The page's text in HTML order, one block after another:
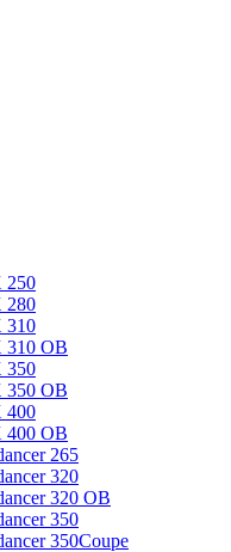
250
280
310
310 OB
350
350 OB
400
400 OB
265
320
320 OB
350
350Coupe